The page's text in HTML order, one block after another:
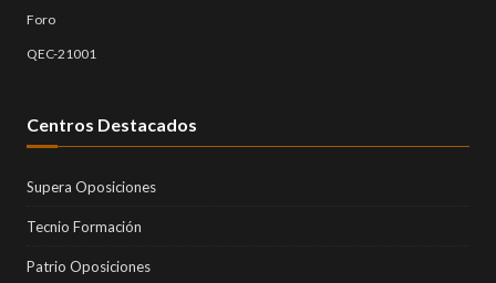
Foro
QEC-21001
Centros Destacados
Supera Oposiciones
Tecnio Formación
Patrio Oposiciones